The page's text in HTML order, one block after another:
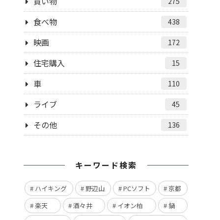
食べ物 438
映画 172
住宅購入 15
車 110
ライブ 45
その他 136
キーワード検索
ハイキング 野辺山 PCソフト
京都
楽天
酒々井 イオン柏
鍋